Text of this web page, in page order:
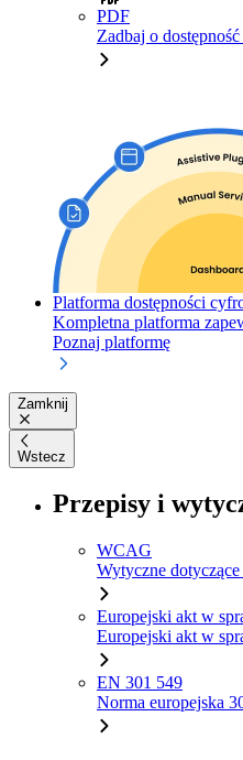
PDF
Zadbaj o
Platforma dostępności
Kompletna platforma
Poznaj platformę
Zamknij
Wstecz
Przepisy i
WCAG
Wytyczne
Europejski akt w
Europejski akt w
EN 301 549
Norma europejska